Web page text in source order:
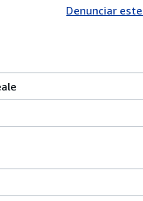
Denunciar